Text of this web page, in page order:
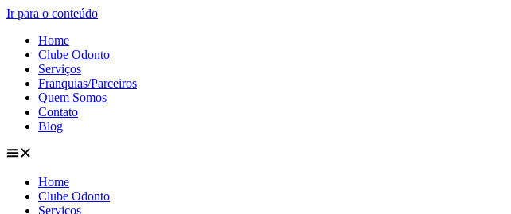
Ir para o conteúdo
Home
Clube Odonto
Serviços
Franquias/Parceiros
Quem Somos
Contato
Blog
Home
Clube Odonto
Serviços